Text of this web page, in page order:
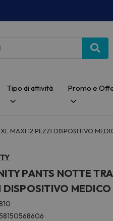
Tipo di attività Promo e
MAXI 12 PEZZI DISPOSITIVO
PANTS NOTTE
DISPOSITIVO MEDICO